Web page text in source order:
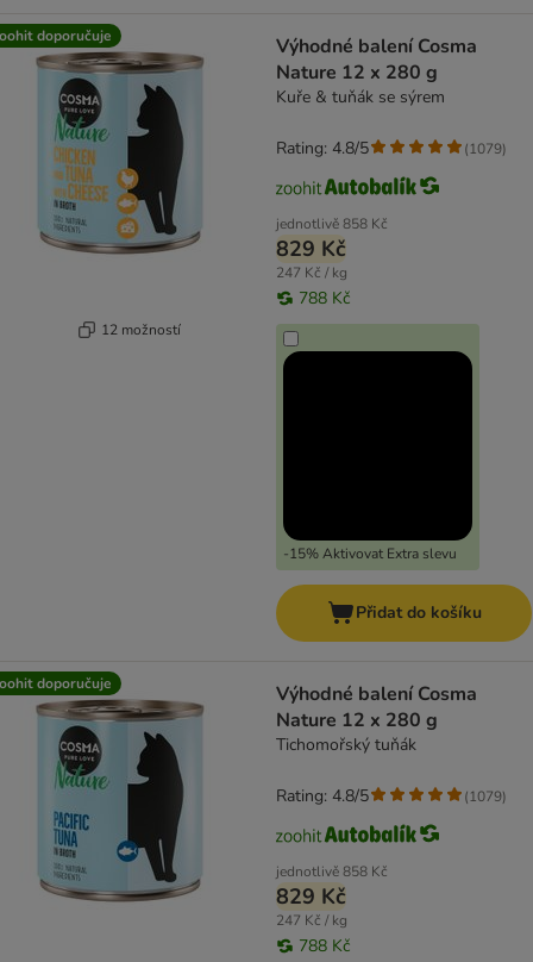
doporučuje
12 možností
Výhodné balení Cosma
Nature 12 x 280 g
Kuře & tuňák se sýrem
jednotlivě858 Kč
829 Kč
247 Kč / kg
788 Kč
-15% Aktivovat Extra slevu
Rating: 4.8/5 (1079)
Přidat do košíku
doporučuje
Výhodné balení Cosma
Nature 12 x 280 g
Tichomořský tuňák
jednotlivě858 Kč
829 Kč
247 Kč / kg
788 Kč
Rating: 4.8/5 (1079)